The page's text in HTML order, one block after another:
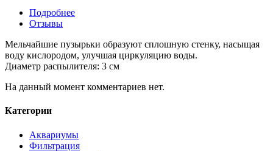
Подробнее
Отзывы
Мельчайшие пузырьки образуют сплошную стенку, насыщая
воду кислородом, улучшая циркуляцию воды.
Диаметр распылителя: 3 см
На данный момент комментариев нет.
Категории
Аквариумы
Фильтрация